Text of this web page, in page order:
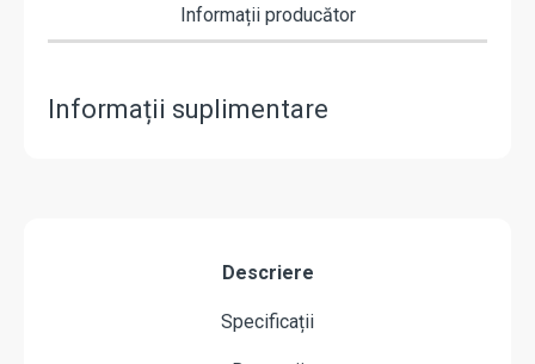
Informații producător
Informații suplimentare
Descriere
Specificații